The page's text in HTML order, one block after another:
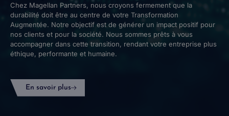
Chez Magellan Partners, nous croyons fermement que la
durabilité doit être au centre de votre Transformation
Augmentée. Notre objectif est de générer un impact positif pour
nos clients et pour la société. Nous sommes prêts à vous
accompagner dans cette transition, rendant votre entreprise plus
éthique, performante et humaine.
En savoir plus